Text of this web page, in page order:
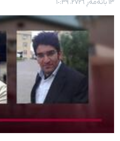
١٣ بانەمەڕ ٢٧٢٦، ١٠:٣٩